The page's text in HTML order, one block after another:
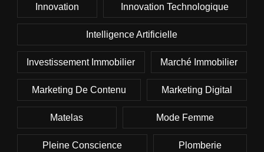
Innovation Innovation Technologique
Intelligence Artificielle
Investissement Immobilier Marché Immobilier
Marketing De Contenu Marketing Digital
Matelas Mode Femme
Pleine Conscience Plomberie